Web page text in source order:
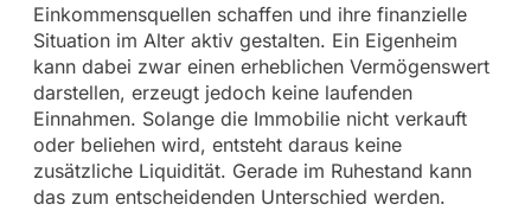
Einkommensquellen schaffen und ihre finanzielle
Situation im Alter aktiv gestalten. Ein Eigenheim
kann dabei zwar einen erheblichen Vermögenswert
darstellen, erzeugt jedoch keine laufenden
Einnahmen. Solange die Immobilie nicht verkauft
oder beliehen wird, entsteht daraus keine
zusätzliche Liquidität. Gerade im Ruhestand kann
das zum entscheidenden Unterschied werden.